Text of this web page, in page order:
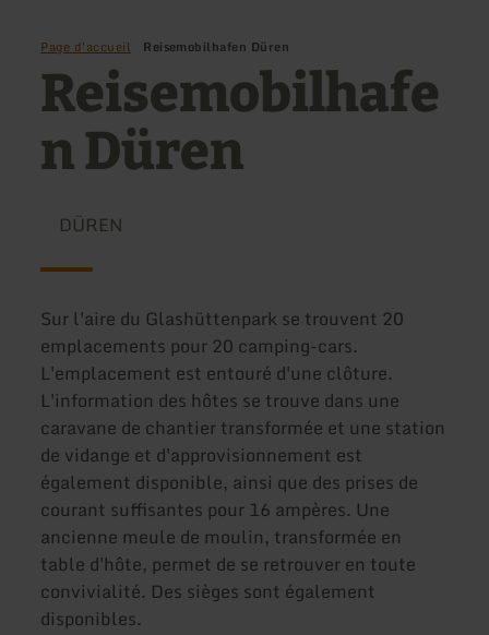
Page d'accueil Reisemobilhafen Düren
Reisemobilhafe
n Düren
DÜREN
Sur l'aire du Glashüttenpark se trouvent 20
emplacements pour 20 camping-cars.
L'emplacement est entouré d'une clôture.
L'information des hôtes se trouve dans une
caravane de chantier transformée et une station
de vidange et d'approvisionnement est
également disponible, ainsi que des prises de
courant suffisantes pour 16 ampères. Une
ancienne meule de moulin, transformée en
table d'hôte, permet de se retrouver en toute
convivialité. Des sièges sont également
disponibles.